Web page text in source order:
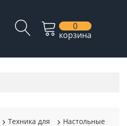
0
корзина
Техника для
Настольные